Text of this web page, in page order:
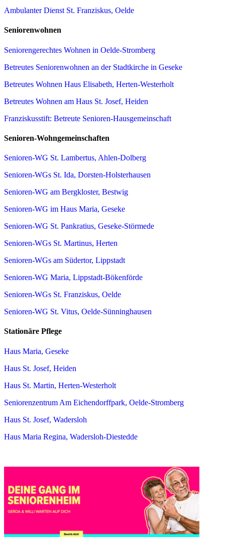
Ambulanter Dienst St. Franziskus, Oelde
Seniorenwohnen
Seniorengerechtes Wohnen in Oelde-Stromberg
Betreutes Seniorenwohnen an der Stadtkirche in Geseke
Betreutes Wohnen Haus Elisabeth, Herten-Westerholt
Betreutes Wohnen am Haus St. Josef, Heiden
Franziskusstift: Betreute Senioren-Hausgemeinschaft
Senioren-Wohngemeinschaften
Senioren-WG St. Lambertus, Ahlen-Dolberg
Senioren-WGs St. Ida, Dorsten-Holsterhausen
Senioren-WG am Bergkloster, Bestwig
Senioren-WG im Haus Maria, Geseke
Senioren-WG St. Pankratius, Geseke-Störmede
Senioren-WGs St. Martinus, Herten
Senioren-WGs am Südertor, Lippstadt
Senioren-WG Maria, Lippstadt-Bökenförde
Senioren-WGs St. Franziskus, Oelde
Senioren-WG St. Vitus, Oelde-Sünninghausen
Stationäre Pflege
Haus Maria, Geseke
Haus St. Josef, Heiden
Haus St. Martin, Herten-Westerholt
Seniorenzentrum Am Eichendorffpark, Oelde-Stromberg
Haus St. Josef, Wadersloh
Haus Maria Regina, Wadersloh-Diestedde